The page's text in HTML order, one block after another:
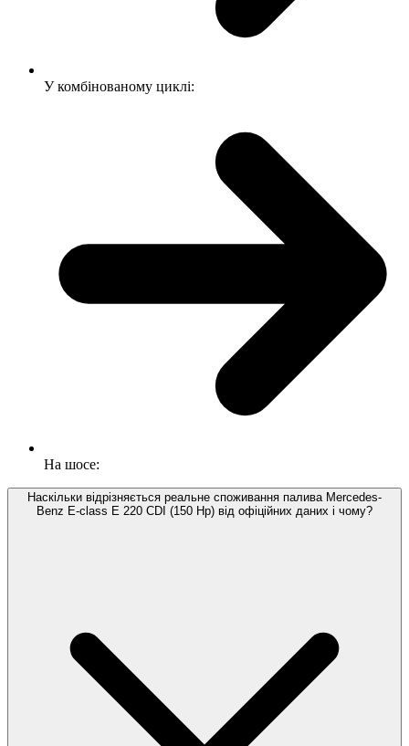
У комбінованому циклі:
На шосе:
Наскільки відрізняється реальне споживання палива Mercedes-
Benz E-class E 220 CDI (150 Hp) від офіційних даних і чому?